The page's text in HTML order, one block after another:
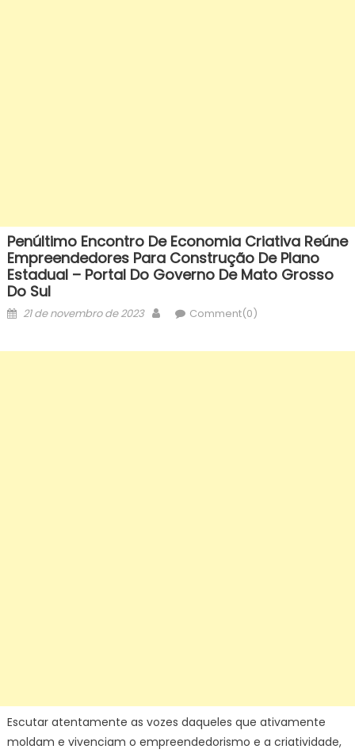
Penúltimo Encontro De Economia Criativa Reúne
Empreendedores Para Construção De Plano
Estadual – Portal Do Governo De Mato Grosso
Do Sul
Posted
21 de novembro de 2023 AuthorComment(0)
Escutar atentamente as vozes daqueles que ativamente
moldam e vivenciam o empreendedorismo e a criatividade,